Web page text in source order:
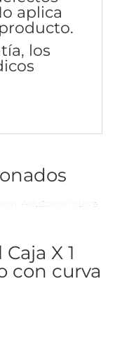
aplica
los
X 1
con curva